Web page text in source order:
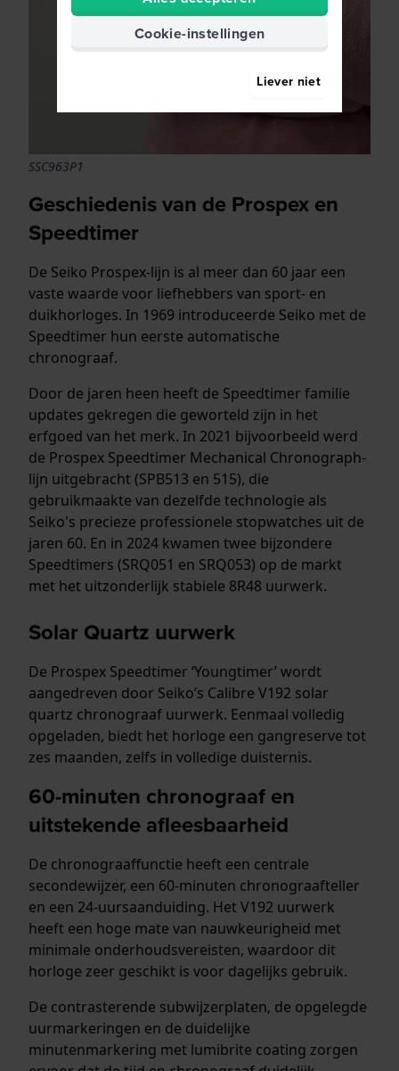
SSC963P1
Geschiedenis van de Prospex en
Speedtimer
De Seiko Prospex-lijn is al meer dan 60 jaar een
vaste waarde voor liefhebbers van sport- en
duikhorloges. In 1969 introduceerde Seiko met de
Speedtimer hun eerste automatische
chronograaf.
Door de jaren heen heeft de Speedtimer familie
updates gekregen die geworteld zijn in het
erfgoed van het merk. In 2021 bijvoorbeeld werd
de Prospex Speedtimer Mechanical Chronograph-
lijn uitgebracht (SPB513 en 515), die
gebruikmaakte van dezelfde technologie als
Seiko's precieze professionele stopwatches uit de
jaren 60. En in 2024 kwamen twee bijzondere
Speedtimers (SRQ051 en SRQ053) op de markt
met het uitzonderlijk stabiele 8R48 uurwerk.
Solar Quartz uurwerk
De Prospex Speedtimer ‘Youngtimer’ wordt
aangedreven door Seiko’s Calibre V192 solar
quartz chronograaf uurwerk. Eenmaal volledig
opgeladen, biedt het horloge een gangreserve tot
zes maanden, zelfs in volledige duisternis.
60-minuten chronograaf en
uitstekende afleesbaarheid
De chronograaffunctie heeft een centrale
secondewijzer, een 60-minuten chronograafteller
en een 24-uursaanduiding. Het V192 uurwerk
heeft een hoge mate van nauwkeurigheid met
minimale onderhoudsvereisten, waardoor dit
horloge zeer geschikt is voor dagelijks gebruik.
De contrasterende subwijzerplaten, de opgelegde
uurmarkeringen en de duidelijke
minutenmarkering met lumibrite coating zorgen
Cookie-instellingen
Liever niet